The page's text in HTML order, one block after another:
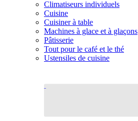
Climatiseurs individuels
Cuisine
Cuisiner à table
Machines à glace et à glaçons
Pâtisserie
Tout pour le café et le thé
Ustensiles de cuisine